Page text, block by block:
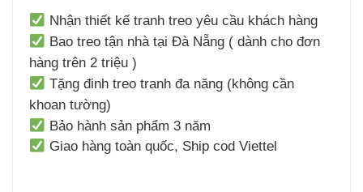
Nhận thiết kế tranh treo yêu cầu khách hàng
Bao treo tận nhà tại Đà Nẵng ( dành cho đơn
hàng trên 2 triệu )
Tặng đinh treo tranh đa năng (không cần
khoan tường)
Bảo hành sản phẩm 3 năm
Giao hàng toàn quốc, Ship cod Viettel